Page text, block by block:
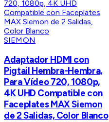
SIEMON
Adaptador HDMI con
Pigtail Hembra-Hembra,
Para Vídeo 720, 1080p,
4K UHD Compatible con
Faceplates MAX Siemon
de 2 Salidas, Color Blanco